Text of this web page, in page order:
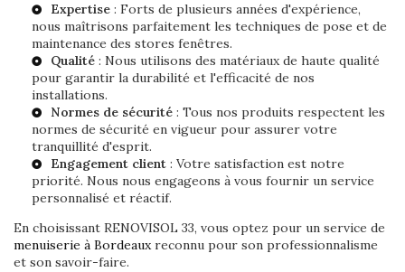
Expertise : Forts de plusieurs années d'expérience,
nous maîtrisons parfaitement les techniques de pose et de
maintenance des stores fenêtres.
Qualité : Nous utilisons des matériaux de haute qualité
pour garantir la durabilité et l'efficacité de nos
installations.
Normes de sécurité : Tous nos produits respectent les
normes de sécurité en vigueur pour assurer votre
tranquillité d'esprit.
Engagement client : Votre satisfaction est notre
priorité. Nous nous engageons à vous fournir un service
personnalisé et réactif.
En choisissant RENOVISOL 33, vous optez pour un service de
menuiserie à Bordeauxreconnu pour son professionnalisme
et son savoir-faire.